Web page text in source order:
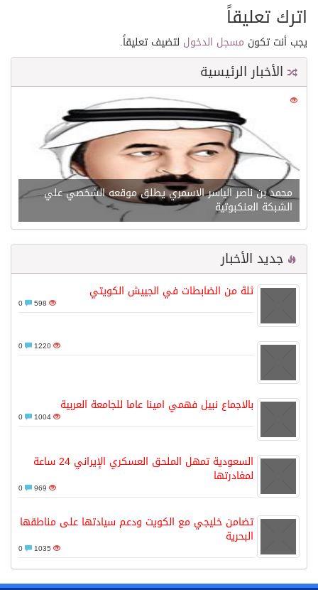
اترك تعليقاً
يجب أنت تكون مسجل الدخول لتضيف تعليقاً.
الأخبار الرئيسية
21575
محمد بن ناصر الياسر الاسمري يطلق موقعه الشخصي علي
الشبكة العنكبوتية
جديد الأخبار
ثلة من الضابطات في الجييش الكويتي
598
1220
بالاجماع نبيل فهمي امينا عاما للجامعة العربية
1004
السعودية تمهل الملحق العسكري الإيراني 24 ساعة
لمغادرتها
969
تضامن خليجي مع الكويت ودعم سيادتها على مناطقها
البحرية
1035